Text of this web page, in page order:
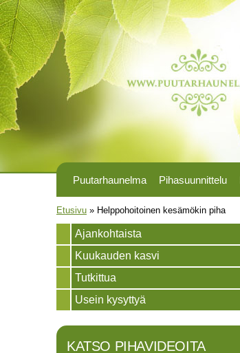
Puutarhaunelma Pihasuunnittelu
Olet täällä
Etusivu » Helppohoitoinen kesämökin piha
Ajankohtaista
Kuukauden kasvi
Tutkittua
Usein kysyttyä
KATSO PIHAVIDEOITA